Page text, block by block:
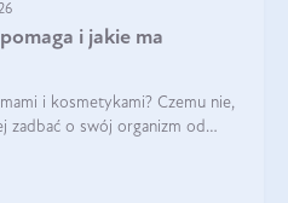
i jakie ma
i kosmetykami? Czemu nie,
zadbać o swój organizm od